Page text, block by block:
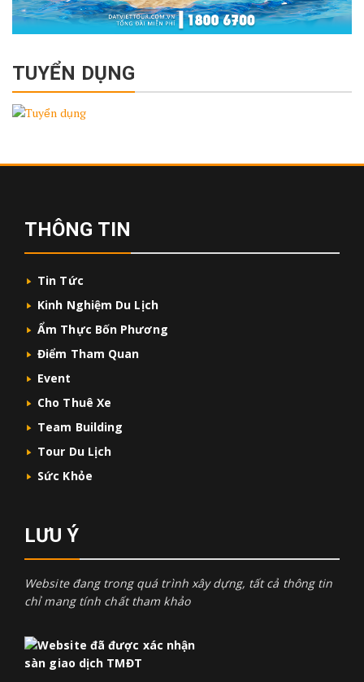
TUYỂN DỤNG
THÔNG TIN
Tin Tức
Kinh Nghiệm Du Lịch
Ẩm Thực Bốn Phương
Điểm Tham Quan
Event
Cho Thuê Xe
Team Building
Tour Du Lịch
Sức Khỏe
LƯU Ý
Website đang trong quá trình xây dựng, tất cả thông tin
chỉ mang tính chất tham khảo